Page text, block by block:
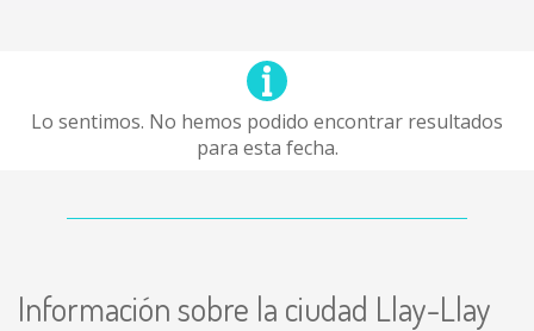
Lo sentimos. No hemos podido encontrar resultados
para esta fecha.
Información sobre la ciudad Llay-Llay